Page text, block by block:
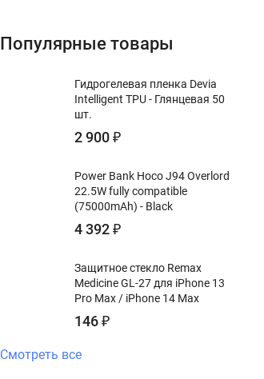
Популярные товары
Гидрогелевая пленка Devia
Intelligent TPU - Глянцевая 50
шт.
2 900₽
Power Bank Hoco J94 Overlord
22.5W fully compatible
(75000mAh) - Black
4 392₽
Защитное стекло Remax
Medicine GL-27 для iPhone 13
Pro Max / iPhone 14 Max
146₽
Смотреть все